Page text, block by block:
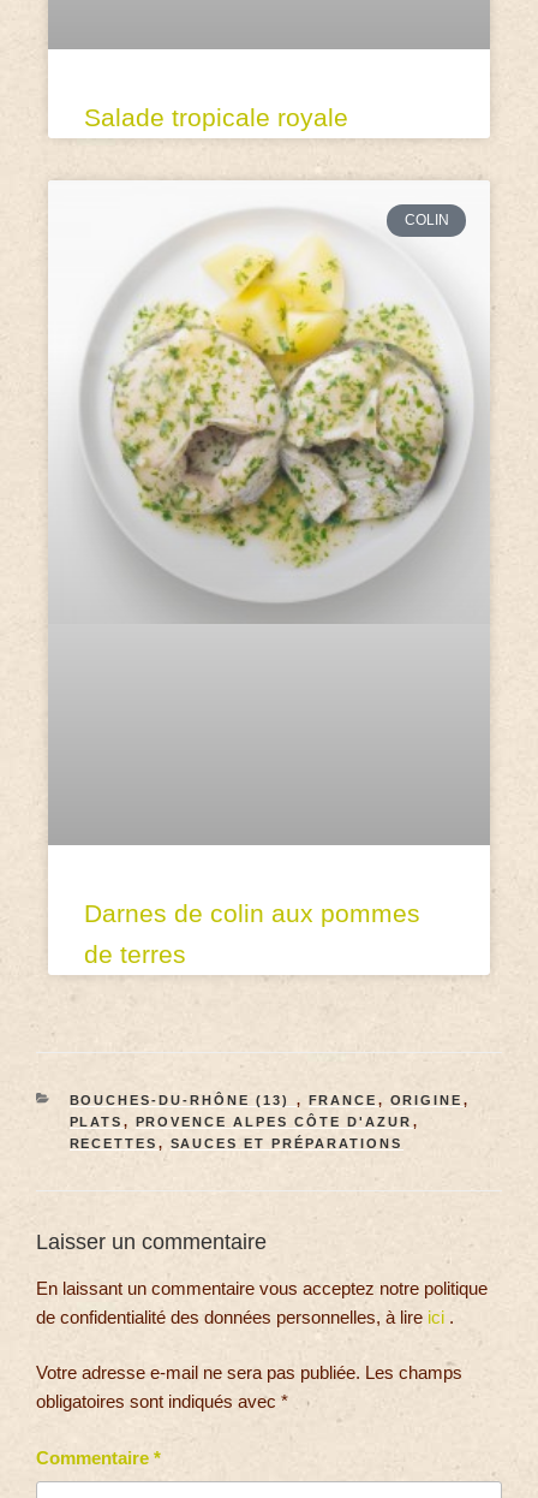
Salade tropicale royale
COLIN
Darnes de colin aux pommes
de terres
BOUCHES-DU-RHÔNE (13) , FRANCE , ORIGINE ,
PLATS , PROVENCE ALPES CÔTE D'AZUR ,
RECETTES , SAUCES ET PRÉPARATIONS
Laisser un commentaire
En laissant un commentaire vous acceptez notre politique
de confidentialité des données personnelles, à lire ici .
Votre adresse e-mail ne sera pas publiée. Les champs
obligatoires sont indiqués avec *
Commentaire *